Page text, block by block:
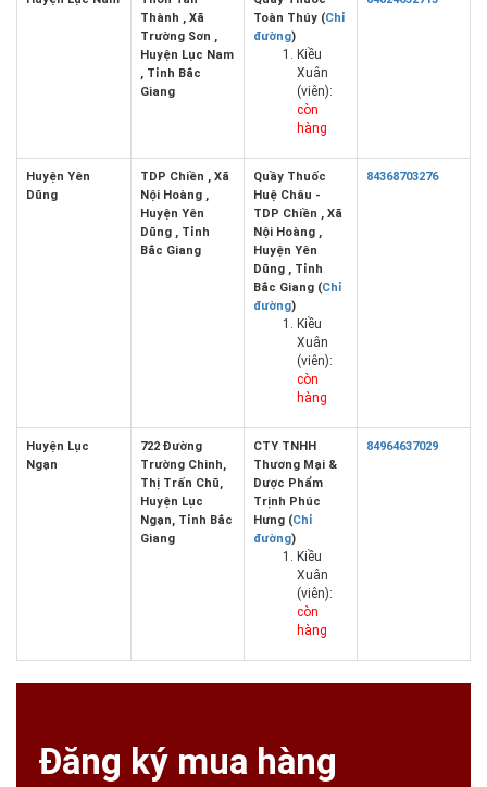
Thành , Xã
Trường Sơn ,
Huyện Lục Nam
, Tỉnh Bắc
Giang
Toàn Thúy (Chỉ
đường)
Kiều
Xuân
(viên):
còn
hàng
Huyện Yên
Dũng
TDP Chiền , Xã
Nội Hoàng ,
Huyện Yên
Dũng , Tỉnh
Bắc Giang
Quầy Thuốc
Huệ Châu -
TDP Chiền , Xã
Nội Hoàng ,
Huyện Yên
Dũng , Tỉnh
Bắc Giang (Chỉ
đường)
Kiều
Xuân
(viên):
còn
hàng
84368703276
Huyện Lục
Ngạn
722 Đường
Trường Chinh,
Thị Trấn Chũ,
Huyện Lục
Ngạn, Tỉnh Bắc
Giang
CTY TNHH
Thương Mại &
Dược Phẩm
Trịnh Phúc
Hưng (Chỉ
đường)
Kiều
Xuân
(viên):
còn
hàng
84964637029
Đăng ký mua hàng